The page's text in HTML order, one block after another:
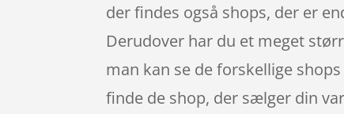
der findes også shops, der er
Derudover har du et meget
man kan se de forskellige
finde de shop, der sælger din